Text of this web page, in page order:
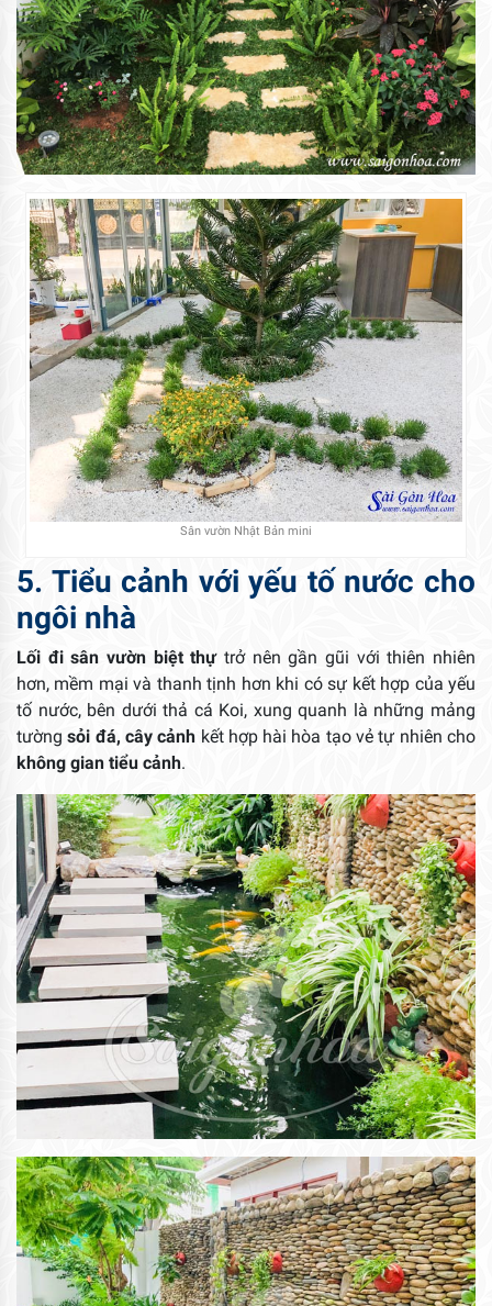
Sân vườn Nhật Bản mini
5. Tiểu cảnh với yếu tố nước cho
ngôi nhà
Lối đi sân vườn biệt thựtrở nên gần gũi với thiên nhiên
hơn, mềm mại và thanh tịnh hơn khi có sự kết hợp của yếu
tố nước, bên dưới thả cá Koi, xung quanh là những mảng
tườngsỏi đá, cây cảnh kết hợp hài hòa tạo vẻ tự nhiên cho
không gian tiểu cảnh.